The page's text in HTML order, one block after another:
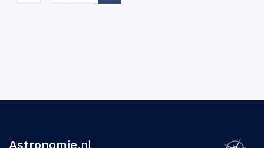
Astronomie.nl